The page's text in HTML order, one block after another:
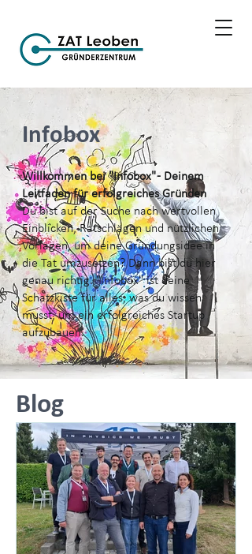
Willkommen bei "Infobox" - Deinem
Leitfaden für erfolgreiches Gründen
Du bist auf der Suche nach wertvollen
Einblicken, Ratschlägen und nützlichen
Vorlagen, um deine Gründungsidee in
die Tat umzusetzen? Dann bist du hier
genau richtig. "Infobox" ist deine
Schatzkiste für alles, was du wissen
musst, um ein erfolgreiches Startup
aufzubauen.
Infobox
Blog